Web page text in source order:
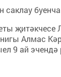
саклау
җитәкчесе
Алмас
9 ай